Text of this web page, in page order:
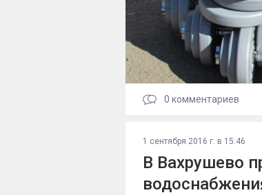
0 комментариев
1 сентября 2016 г. в 15:46
В Вахрушево